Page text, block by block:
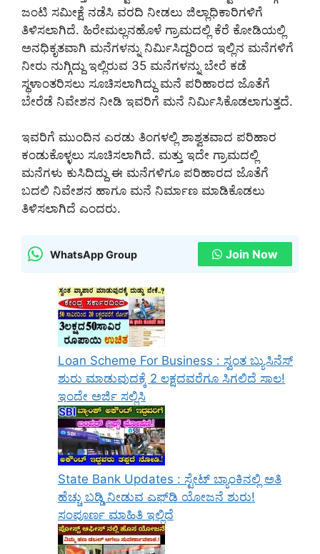
ಜಂಟಿ ಸಮೀಕ್ಷೆ ನಡೆಸಿ ವರದಿ ನೀಡಲು ಜಿಲ್ಲಾಧಿಕಾರಿಗಳಿಗೆ
ತಿಳಿಸಲಾಗಿದೆ. ಹಿರೇಮಲ್ಲನಹೊಳೆ ಗ್ರಾಮದಲ್ಲಿ ಕೆರೆ ಕೋಡಿಯಲ್ಲಿ
ಅನಧಿಕೃತವಾಗಿ ಮನೆಗಳನ್ನು ನಿರ್ಮಿಸಿದ್ದರಿಂದ ಇಲ್ಲಿನ ಮನೆಗಳಿಗೆ
ನೀರು ನುಗ್ಗಿದ್ದು ಇಲ್ಲಿರುವ 35 ಮನೆಗಳನ್ನು ಬೇರೆ ಕಡೆ
ಸ್ಥಳಾಂತರಿಸಲು ಸೂಚಿಸಲಾಗಿದ್ದು ಮನೆ ಪರಿಹಾರದ ಜೊತೆಗೆ
ಬೇರೆಡೆ ನಿವೇಶನ ನೀಡಿ ಇವರಿಗೆ ಮನೆ ನಿರ್ಮಿಸಿಕೊಡಲಾಗುತ್ತದೆ.
ಇವರಿಗೆ ಮುಂದಿನ ಎರಡು ತಿಂಗಳಲ್ಲಿ ಶಾಶ್ವತವಾದ ಪರಿಹಾರ
ಕಂಡುಕೊಳ್ಳಲು ಸೂಚಿಸಲಾಗಿದೆ. ಮತ್ತು ಇದೇ ಗ್ರಾಮದಲ್ಲಿ
ಮನೆಗಳು ಕುಸಿದಿದ್ದು ಈ ಮನೆಗಳಿಗೂ ಪರಿಹಾರದ ಜೊತೆಗೆ
ಬದಲಿ ನಿವೇಶನ ಹಾಗೂ ಮನೆ ನಿರ್ಮಾಣ ಮಾಡಿಕೊಡಲು
ತಿಳಿಸಲಾಗಿದೆ ಎಂದರು.
WhatsApp Group Join Now
Loan Scheme For Business : ಸ್ವಂತ ಬ್ಯುಸಿನೆಸ್
ಶುರು ಮಾಡುವುದಕ್ಕೆ 2 ಲಕ್ಷದವರೆಗೂ ಸಿಗಲಿದೆ ಸಾಲ!
ಇಂದೇ ಅರ್ಜಿ ಸಲ್ಲಿಸಿ
State Bank Updates : ಸ್ಟೇಟ್ ಬ್ಯಾಂಕಿನಲ್ಲಿ ಅತಿ
ಹೆಚ್ಚು ಬಡ್ಡಿ ನೀಡುವ ಎಫ್‌ಡಿ ಯೋಜನೆ ಶುರು!
ಸಂಪೂರ್ಣ ಮಾಹಿತಿ ಇಲ್ಲಿದೆ